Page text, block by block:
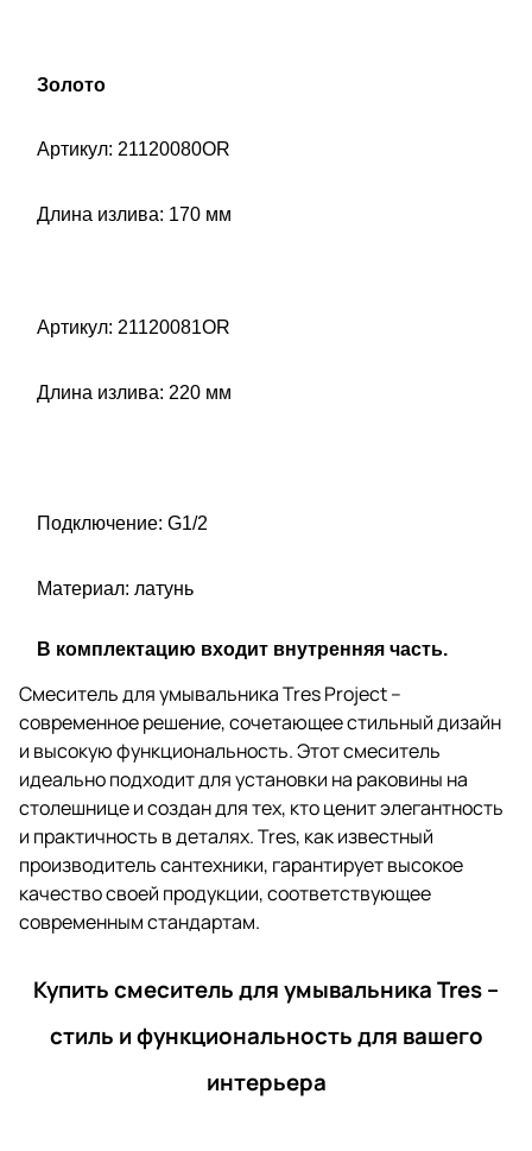
Золото
Артикул: 21120080OR
Длина излива: 170 мм
Артикул: 21120081OR
Длина излива: 220 мм
Подключение: G1/2
Материал: латунь
В комплектацию входит внутренняя часть.
Смеситель для умывальника Tres Project –
современное решение, сочетающее стильный дизайн
и высокую функциональность. Этот смеситель
идеально подходит для установки на раковины на
столешнице и создан для тех, кто ценит элегантность
и практичность в деталях. Tres, как известный
производитель сантехники, гарантирует высокое
качество своей продукции, соответствующее
современным стандартам.
Купить смеситель для умывальника Tres –
стиль и функциональность для вашего
интерьера